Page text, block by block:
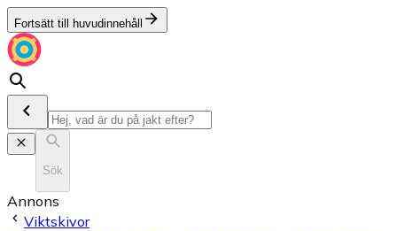
Fortsätt till huvudinnehåll
Sök
Annons
Viktskivor